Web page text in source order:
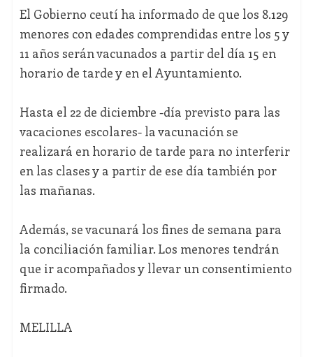
El Gobierno ceutí ha informado de que los 8.129
menores con edades comprendidas entre los 5 y
11 años serán vacunados a partir del día 15 en
horario de tarde y en el Ayuntamiento.
Hasta el 22 de diciembre -día previsto para las
vacaciones escolares- la vacunación se
realizará en horario de tarde para no interferir
en las clases y a partir de ese día también por
las mañanas.
Además, se vacunará los fines de semana para
la conciliación familiar. Los menores tendrán
que ir acompañados y llevar un consentimiento
firmado.
MELILLA